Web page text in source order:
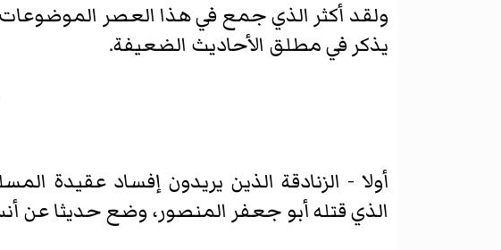
ولقد أكثر الذي جمع في هذا العصر
يذكر في مطلق الأحاديث الضعيفة.
أولا - الزنادقة الذين يريدون إفساد عقيدة
الذي قتله أبو جعفر المنصور، وضع حديثا عن أنس